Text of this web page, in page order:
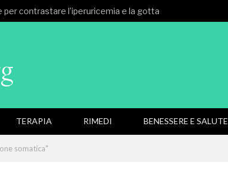
per contrastare l’iperuricemia e la gotta
TERAPIA RIMEDI BENESSERE E SALUTE
somatica"